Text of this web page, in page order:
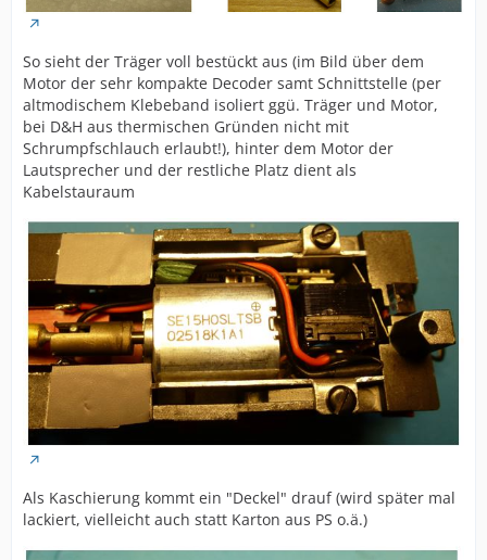
So sieht der Träger voll bestückt aus (im Bild über dem
Motor der sehr kompakte Decoder samt Schnittstelle (per
altmodischem Klebeband isoliert ggü. Träger und Motor,
bei D&H aus thermischen Gründen nicht mit
Schrumpfschlauch erlaubt!), hinter dem Motor der
Lautsprecher und der restliche Platz dient als
Kabelstauraum
Als Kaschierung kommt ein "Deckel" drauf (wird später mal
lackiert, vielleicht auch statt Karton aus PS o.ä.)